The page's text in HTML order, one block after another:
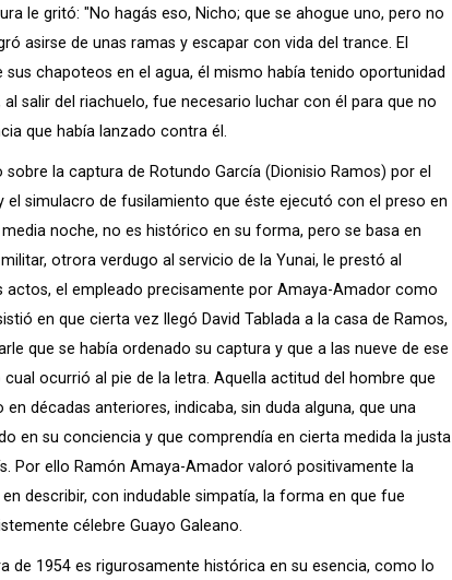
le gritó: "No hagás eso, Nicho; que se ahogue uno, pero no
asirse de unas ramas y escapar con vida del trance. El
chapoteos en el agua, él mismo había tenido oportunidad
salir del riachuelo, fue necesario luchar con él para que no
que había lanzado contra él.
la captura de Rotundo García (Dionisio Ramos) por el
el simulacro de fusilamiento que éste ejecutó con el preso en
noche, no es histórico en su forma, pero se basa en
otrora verdugo al servicio de la Yunai, le prestó al
el empleado precisamente por Amaya-Amador como
en que cierta vez llegó David Tablada a la casa de Ramos,
que se había ordenado su captura y que a las nueve de ese
ocurrió al pie de la letra. Aquella actitud del hombre que
décadas anteriores, indicaba, sin duda alguna, que una
en su conciencia y que comprendía en cierta medida la justa
Por ello Ramón Amaya-Amador valoró positivamente la
describir, con indudable simpatía, la forma en que fue
célebre Guayo Galeano.
de 1954 es rigurosamente histórica en su esencia, como lo